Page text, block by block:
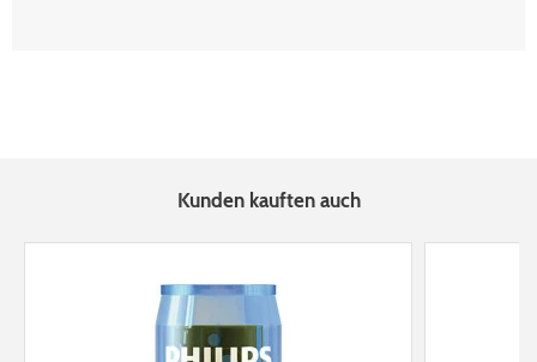
Kunden kauften auch